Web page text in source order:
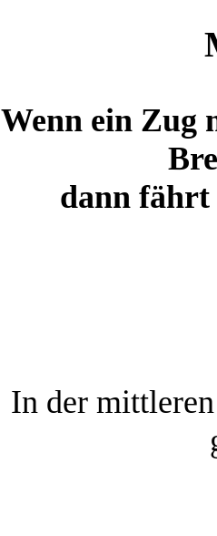
Wenn ein Zug
dann
In der